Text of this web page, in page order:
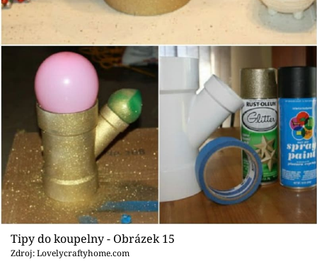
Tipy do koupelny - Obrázek 15
Zdroj: Lovelycraftyhome.com